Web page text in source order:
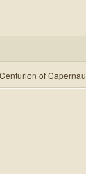
of